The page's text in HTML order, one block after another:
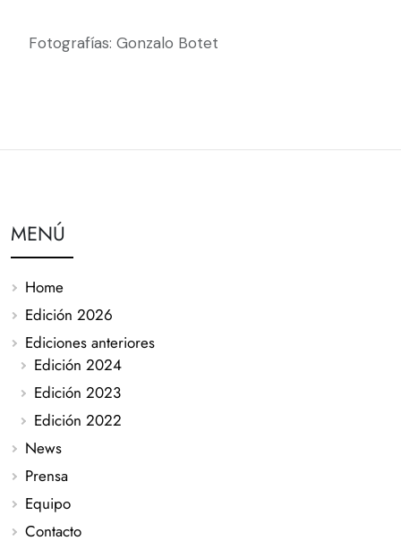
Fotografías: Gonzalo Botet
MENÚ
Home
Edición 2026
Ediciones anteriores
Edición 2024
Edición 2023
Edición 2022
News
Prensa
Equipo
Contacto